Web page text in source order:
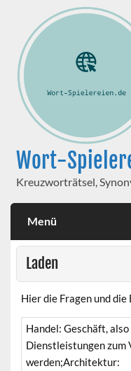
Wort-
Kreuzworträtsel,
Menü
Laden
Hier die Fragen und
Handel: Geschäft,
Dienstleistungen zum
werden;Architektur: